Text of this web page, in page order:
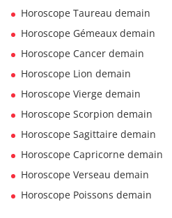
Horoscope Taureau demain
Horoscope Gémeaux demain
Horoscope Cancer demain
Horoscope Lion demain
Horoscope Vierge demain
Horoscope Scorpion demain
Horoscope Sagittaire demain
Horoscope Capricorne demain
Horoscope Verseau demain
Horoscope Poissons demain